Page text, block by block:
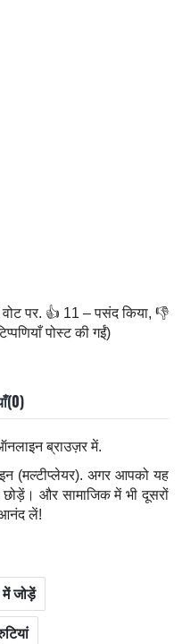
पर. 👍 11 – पसंद किया, 👎
पोस्ट की गईं)
ब्राउज़र में.
(मल्टीप्लेयर). अगर आपको यह
छोड़ें। और सामाजिक में भी दूसरों
लें!
में जोड़ें